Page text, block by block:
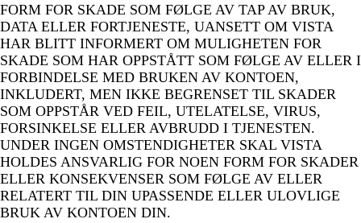
FORM FOR SKADE SOM FØLGE AV TAP AV BRUK,
DATA ELLER FORTJENESTE, UANSETT OM VISTA
HAR BLITT INFORMERT OM MULIGHETEN FOR
SKADE SOM HAR OPPSTÅTT SOM FØLGE AV ELLER I
FORBINDELSE MED BRUKEN AV KONTOEN,
INKLUDERT, MEN IKKE BEGRENSET TIL SKADER
SOM OPPSTÅR VED FEIL, UTELATELSE, VIRUS,
FORSINKELSE ELLER AVBRUDD I TJENESTEN.
UNDER INGEN OMSTENDIGHETER SKAL VISTA
HOLDES ANSVARLIG FOR NOEN FORM FOR SKADER
ELLER KONSEKVENSER SOM FØLGE AV ELLER
RELATERT TIL DIN UPASSENDE ELLER ULOVLIGE
BRUK AV KONTOEN DIN.